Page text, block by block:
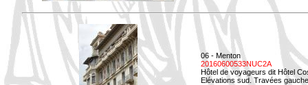
06 - Menton
20160600533NUC2A
Hôtel de voyageurs dit Hôtel
Elévations sud. Travées